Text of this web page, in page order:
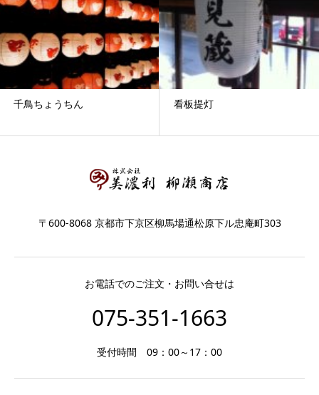
千鳥ちょうちん 看板提灯
〒600-8068 京都市下京区柳馬場通松原下ル忠庵町303
お電話でのご注文・お問い合せは
075-351-1663
受付時間 09：00～17：00